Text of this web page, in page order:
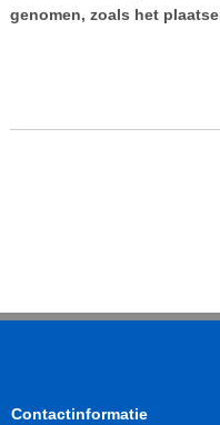
genomen, zoals het
Contactinformatie